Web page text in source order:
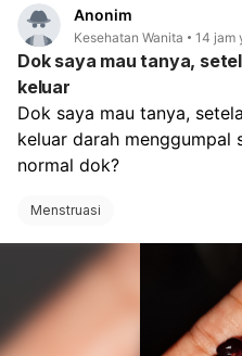
Apakah benar saat
suami istri akan sakit? Apakah
benar akan sulit hamil?
7
Anonim
Kesehatan Wanita 14 jam
Dok saya mau tanya,
keluar
Dok saya mau tanya,
keluar darah menggumpal
normal dok?
Menstruasi